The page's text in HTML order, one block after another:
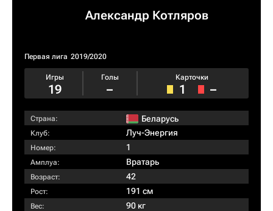
Александр Котляров
Первая лига 2019/2020
Игры
19
Голы
–
Карточки
1 –
Страна: Беларусь
Клуб: Луч-Энергия
Номер: 1
Амплуа: Вратарь
Возраст: 42
Рост: 191 см
Вес: 90 кг